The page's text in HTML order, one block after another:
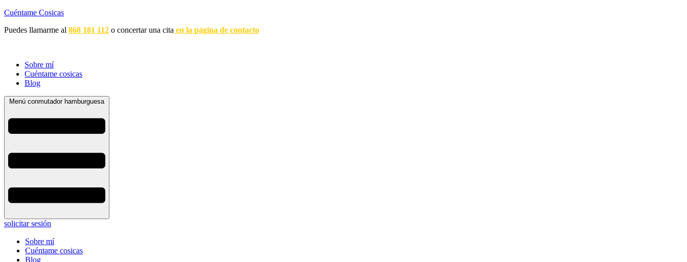
Cuéntame Cosicas
Puedes llamarme al 868 181 112 o concertar una cita en la página de contacto
Sobre mí
Cuéntame cosicas
Blog
Menú conmutador hamburguesa
solicitar sesión
Sobre mí
Cuéntame cosicas
Blog